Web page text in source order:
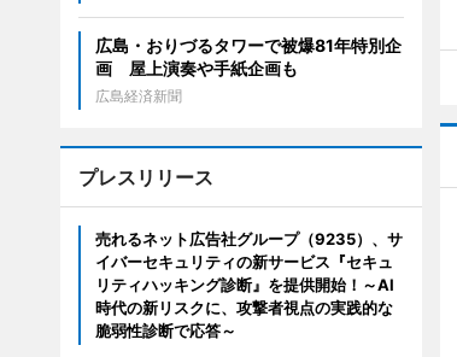
広島・おりづるタワーで被爆81年特別企
画 屋上演奏や手紙企画も
広島経済新聞
プレスリリース
売れるネット広告社グループ（9235）、サ
イバーセキュリティの新サービス『セキュ
リティハッキング診断』を提供開始！～AI
時代の新リスクに、攻撃者視点の実践的な
脆弱性診断で応答～